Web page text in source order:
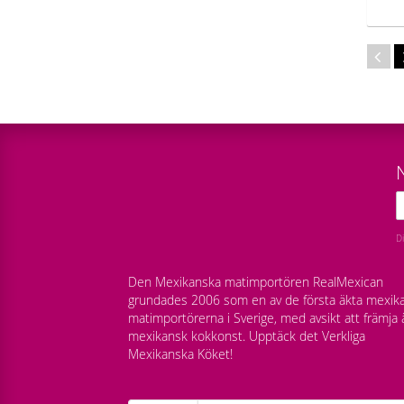
Den Mexikanska matimportören RealMexican
grundades 2006 som en av de första äkta
matimportörerna i Sverige, med avsikt att främja
mexikansk kokkonst. Upptäck det Verkliga
Mexikanska Köket!